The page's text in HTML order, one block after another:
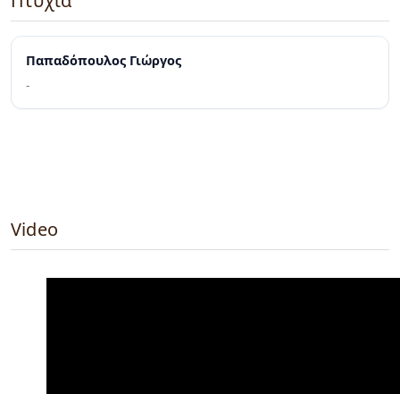
Παπαδόπουλος Γιώργος
-
Video